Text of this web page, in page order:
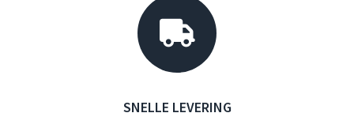
SNELLE LEVERING